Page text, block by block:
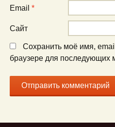
Email *
Сайт
Сохранить моё имя,
браузере для последующих